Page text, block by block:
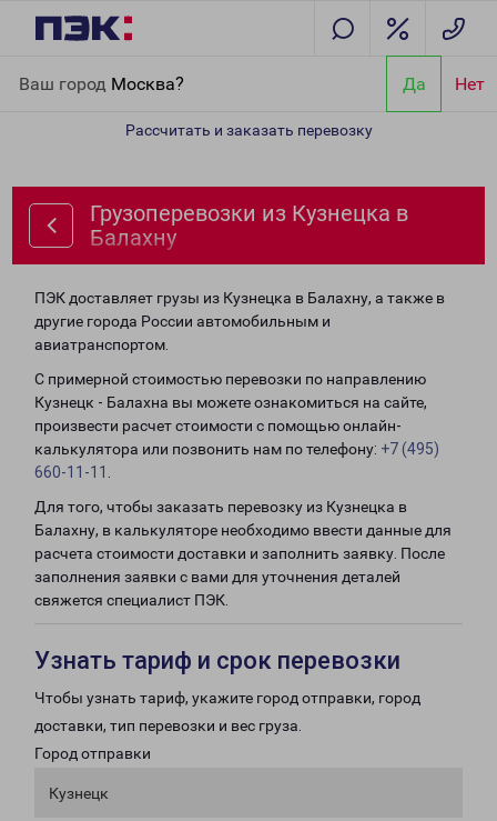
Ваш город Москва? Да Нет
Рассчитать и заказать перевозку
Грузоперевозки из Кузнецка в
Балахну
ПЭК доставляет грузы из Кузнецка в Балахну, а также в
другие города России автомобильным и
авиатранспортом.
С примерной стоимостью перевозки по направлению
Кузнецк - Балахна вы можете ознакомиться на сайте,
произвести расчет стоимости с помощью онлайн-
калькулятора или позвонить нам по телефону: +7 (495)
660-11-11
Для того, чтобы заказать перевозку из Кузнецка в
Балахну, в калькуляторе необходимо ввести данные для
расчета стоимости доставки и заполнить заявку. После
заполнения заявки с вами для уточнения деталей
свяжется специалист ПЭК.
Узнать тариф и срок перевозки
Чтобы узнать тариф, укажите город отправки, город
доставки, тип перевозки и вес груза.
Город отправки
Кузнецк